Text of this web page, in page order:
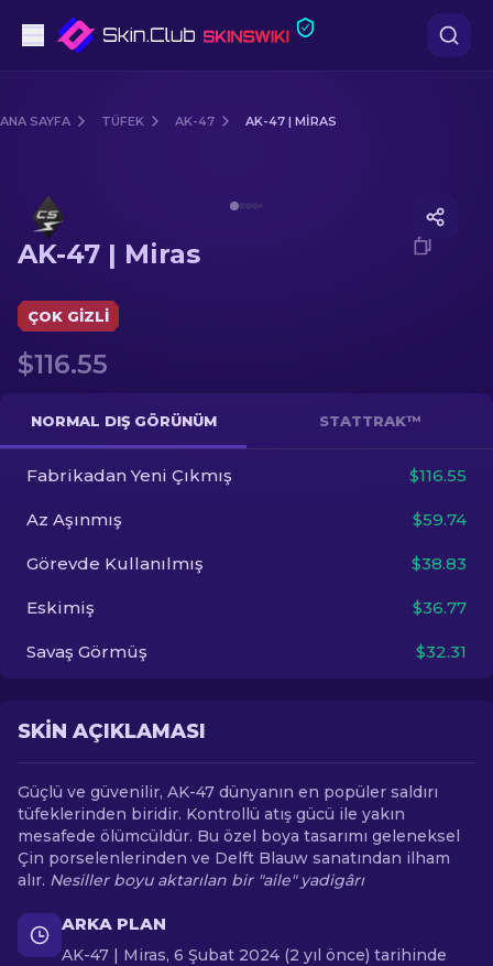
Dürbünlü Tüfek
Bıçaklar
Eldiven
Kasalar
Diğer
ANA SAYFA TÜFEK AK-47 AK-47 | MIRAS
AK-47 | Miras
ÇOK GIZLI
$116.55
NORMAL DIŞ GÖRÜNÜM STATTRAK™
Fabrikadan Yeni Çıkmış $116.55
Az Aşınmış $59.74
Görevde Kullanılmış $38.83
Eskimiş $36.77
Savaş Görmüş $32.31
SKIN AÇIKLAMASI
Güçlü ve güvenilir, AK-47 dünyanın en popüler saldırı
tüfeklerinden biridir. Kontrollü atış gücü ile yakın
mesafede ölümcüldür. Bu özel boya tasarımı geleneksel
Çin porselenlerinden ve Delft Blauw sanatından ilham
alır. Nesiller boyu aktarılan bir "aile" yadigârı
ARKA PLAN
AK-47 | Miras, 6 Şubat 2024 (2 yıl önce) tarihinde